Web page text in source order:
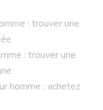
: trouver une
: trouver une
homme : achetez